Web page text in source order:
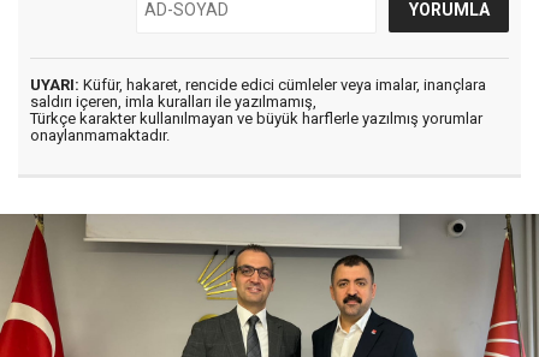
UYARI: Küfür, hakaret, rencide edici cümleler veya imalar, inançlara
saldırı içeren, imla kuralları ile yazılmamış,
Türkçe karakter kullanılmayan ve büyük harflerle yazılmış yorumlar
onaylanmamaktadır.